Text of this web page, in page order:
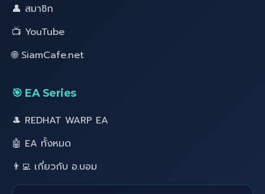
👤 สมาชิก
📺 YouTube
🌐 SiamCafe.net
🎯 EA Series
🎩 REDHAT WARP EA
🤖 EA ทั้งหมด
👨‍💻 เกี่ยวกับ อ.บอม